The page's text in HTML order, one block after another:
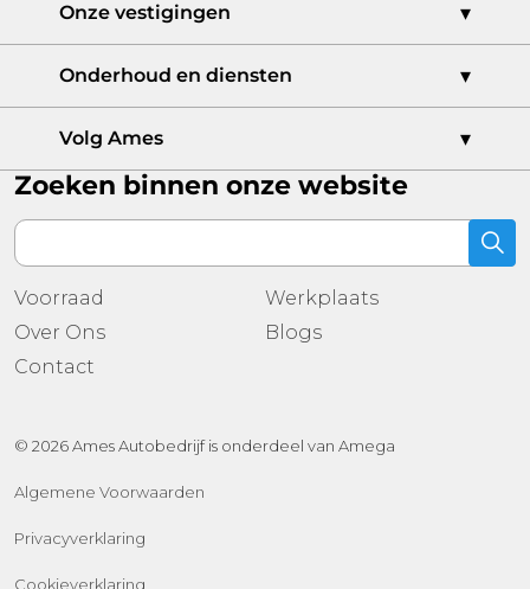
Onze vestigingen
Ames Bedrijfswagencentrum
Ames Audi Centrum
CUPRA Garage Dordrecht
Ames Auto Casa
Ames Ridderkerk
Ames Sales Outlet Sliedrecht
Ames Oud-Beijerland
Onderhoud en diensten
Werkplaatsafspraak
Leasen
Gebruikte voorraad
Volg Ames
Zoeken binnen onze website
Voorraad
Werkplaats
Over Ons
Blogs
Contact
© 2026 Ames Autobedrijf is onderdeel van Amega
Algemene Voorwaarden
Privacyverklaring
Cookieverklaring